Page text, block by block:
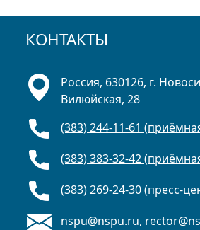
КОНТАКТЫ
Россия, 630126, г.
Вилюйская, 28
(383) 244-11-61
(383) 383-32-42
(383) 269-24-30 (пресс-
nspu@nspu.ru,